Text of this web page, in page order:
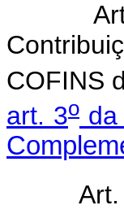
COFINS
art. 3oda